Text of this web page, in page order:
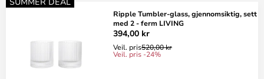
Ripple Tumbler-glass, gjennomsiktig, sett
med 2 - ferm LIVING
394,00 kr
Veil. pris520,00 kr
Veil. pris -24%